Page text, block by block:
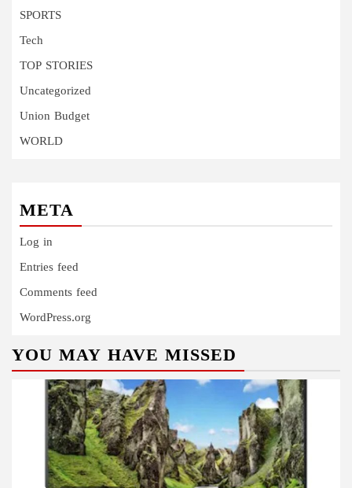
SPORTS
Tech
TOP STORIES
Uncategorized
Union Budget
WORLD
META
Log in
Entries feed
Comments feed
WordPress.org
YOU MAY HAVE MISSED